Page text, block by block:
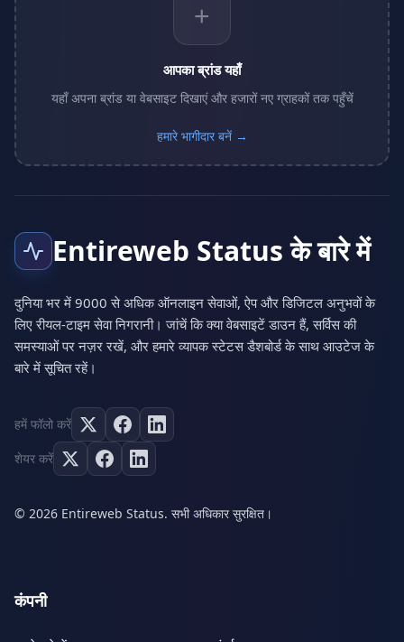
+
आपका ब्रांड यहाँ
यहाँ अपना ब्रांड या वेबसाइट दिखाएं और हजारों नए ग्राहकों तक पहुँचें
हमारे भागीदार बनें →
Entireweb Status के बारे में
दुनिया भर में 9000 से अधिक ऑनलाइन सेवाओं, ऐप और डिजिटल अनुभवों के
लिए रीयल-टाइम सेवा निगरानी। जांचें कि क्या वेबसाइटें डाउन हैं, सर्विस की
समस्याओं पर नज़र रखें, और हमारे व्यापक स्टेटस डैशबोर्ड के साथ आउटेज के
बारे में सूचित रहें।
हमें फॉलो करें
शेयर करें
© 2026 Entireweb Status. सभी अधिकार सुरक्षित।
कंपनी